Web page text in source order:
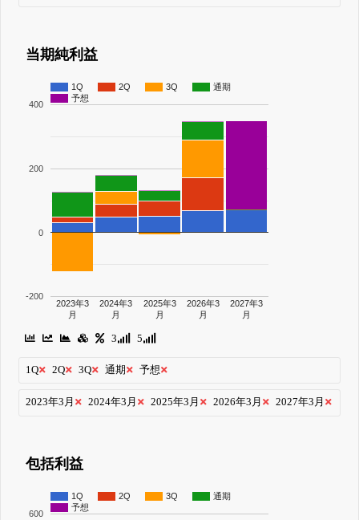
当期純利益
1Q 2Q 3Q
通期
予想
2023年3
月
2024年3
月
2025年3
月
2026年3
月
2027年3
月
-200
0
200
400
3 5
1Q 2Q 3Q 通期 予想
2023年3月 2024年3月 2025年3月 2026年3月 2027年3月
包括利益
1Q 2Q 3Q
通期
予想
600